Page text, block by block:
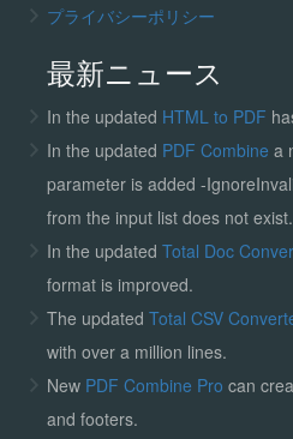
プライバシーポリシー
最新ニュース
In the updated HTML to PDF
In the updated PDF Combine a
parameter is added -
from the input list does not exist.
In the updated Total Doc
format is improved.
The updated Total CSV
with over a million lines.
New PDF Combine Pro can
and footers.